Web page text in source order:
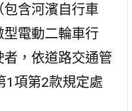
含河濱自行車
電動二輪車行
，依道路交通管
1項第2款規定處